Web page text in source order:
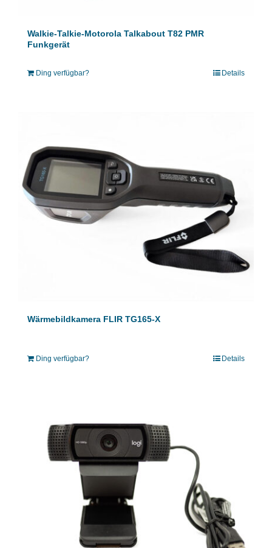
Walkie-Talkie-Motorola Talkabout T82 PMR
Funkgerät
Ding verfügbar? Details
Wärmebildkamera FLIR TG165-X
Ding verfügbar? Details